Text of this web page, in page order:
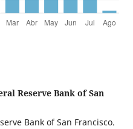
Reserve Bank of San
Bank of San Francisco.